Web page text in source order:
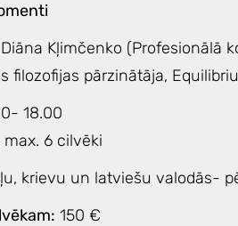
Kļimčenko (Profesionālā
filozofijas pārzinātāja,
18.00
max. 6 cilvēki
krievu un latviešu valodās-
150 €